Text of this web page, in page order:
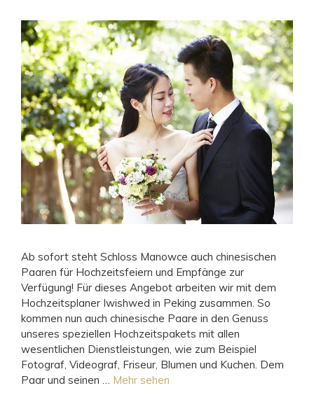
Ab sofort steht Schloss Manowce auch chinesischen
Paaren für Hochzeitsfeiern und Empfänge zur
Verfügung! Für dieses Angebot arbeiten wir mit dem
Hochzeitsplaner Iwishwed in Peking zusammen. So
kommen nun auch chinesische Paare in den Genuss
unseres speziellen Hochzeitspakets mit allen
wesentlichen Dienstleistungen, wie zum Beispiel
Fotograf, Videograf, Friseur, Blumen und Kuchen. Dem
Paar und seinen … Mehr sehen